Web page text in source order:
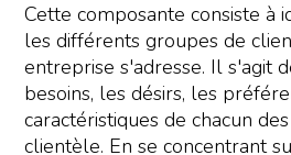
Cette composante consiste à
les différents groupes de
entreprise s'adresse. Il s'agit
besoins, les désirs, les
caractéristiques de chacun
clientèle. En se concentrant